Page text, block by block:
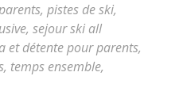
, pistes de ski,
, sejour ski all
et détente pour parents,
, temps ensemble,